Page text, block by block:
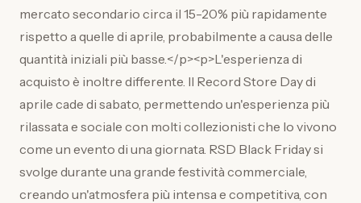
mercato secondario circa il 15-20% più rapidamente
rispetto a quelle di aprile, probabilmente a causa delle
quantità iniziali più basse.</p><p>L'esperienza di
acquisto è inoltre differente. Il Record Store Day di
aprile cade di sabato, permettendo un'esperienza più
rilassata e sociale con molti collezionisti che lo vivono
come un evento di una giornata. RSD Black Friday si
svolge durante una grande festività commerciale,
creando un'atmosfera più intensa e competitiva, con